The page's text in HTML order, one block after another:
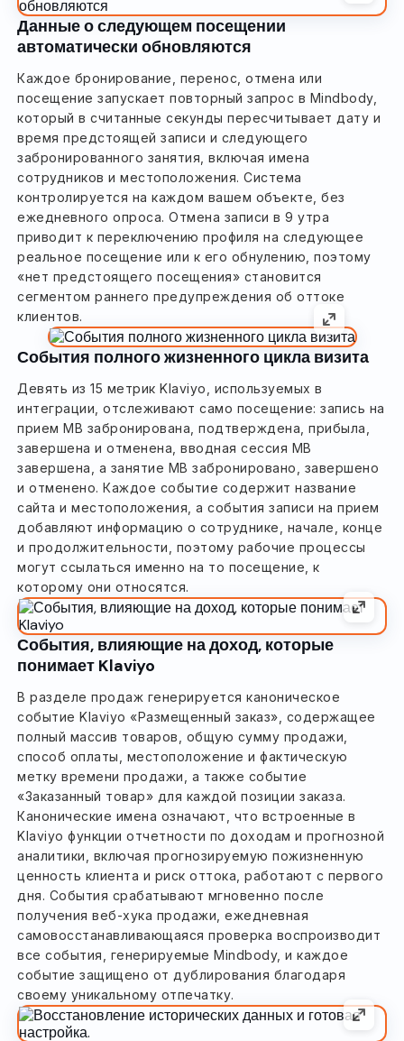
Данные о следующем посещении
автоматически обновляются
Каждое бронирование, перенос, отмена или
посещение запускает повторный запрос в Mindbody,
который в считанные секунды пересчитывает дату и
время предстоящей записи и следующего
забронированного занятия, включая имена
сотрудников и местоположения. Система
контролируется на каждом вашем объекте, без
ежедневного опроса. Отмена записи в 9 утра
приводит к переключению профиля на следующее
реальное посещение или к его обнулению, поэтому
«нет предстоящего посещения» становится
сегментом раннего предупреждения об оттоке
клиентов.
События полного жизненного цикла визита
Девять из 15 метрик Klaviyo, используемых в
интеграции, отслеживают само посещение: запись на
прием MB забронирована, подтверждена, прибыла,
завершена и отменена, вводная сессия MB
завершена, а занятие MB забронировано, завершено
и отменено. Каждое событие содержит название
сайта и местоположения, а события записи на прием
добавляют информацию о сотруднике, начале, конце
и продолжительности, поэтому рабочие процессы
могут ссылаться именно на то посещение, к
которому они относятся.
События, влияющие на доход, которые
понимает Klaviyo
В разделе продаж генерируется каноническое
событие Klaviyo «Размещенный заказ», содержащее
полный массив товаров, общую сумму продажи,
способ оплаты, местоположение и фактическую
метку времени продажи, а также событие
«Заказанный товар» для каждой позиции заказа.
Канонические имена означают, что встроенные в
Klaviyo функции отчетности по доходам и прогнозной
аналитики, включая прогнозируемую пожизненную
ценность клиента и риск оттока, работают с первого
дня. События срабатывают мгновенно после
получения веб-хука продажи, ежедневная
самовосстанавливающаяся проверка воспроизводит
все события, генерируемые Mindbody, и каждое
событие защищено от дублирования благодаря
своему уникальному отпечатку.